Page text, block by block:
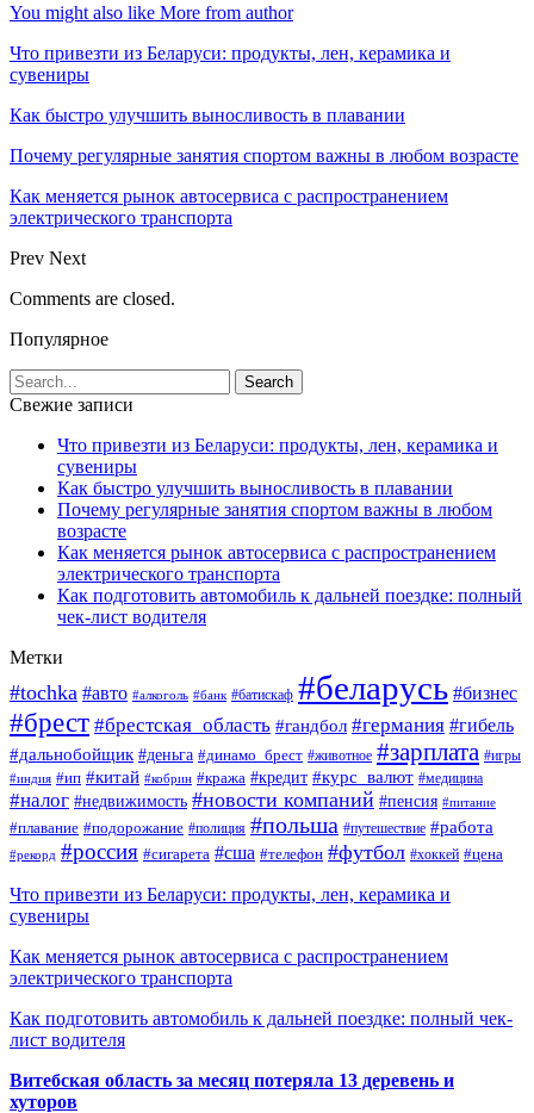
You might also like More from author
Что привезти из Беларуси: продукты, лен, керамика и
сувениры
Как быстро улучшить выносливость в плавании
Почему регулярные занятия спортом важны в любом возрасте
Как меняется рынок автосервиса с распространением
электрического транспорта
Prev Next
Comments are closed.
Популярное
Свежие записи
Что привезти из Беларуси: продукты, лен, керамика и
сувениры
Как быстро улучшить выносливость в плавании
Почему регулярные занятия спортом важны в любом
возрасте
Как меняется рынок автосервиса с распространением
электрического транспорта
Как подготовить автомобиль к дальней поездке: полный
чек-лист водителя
Метки
#tochka #авто #алкоголь #банк #батискаф #беларусь #бизнес
#брест #брестская_область #гандбол #германия #гибель
#дальнобойщик #деньга #динамо_брест #животное #зарплата #игры
#индия #ип #китай #кобрин #кража #кредит #курс_валют #медицина
#налог #недвижимость #новости компаний #пенсия #питание
#плавание #подорожание #полиция #польша #путешествие #работа
#рекорд #россия #сигарета #сша #телефон #футбол #хоккей #цена
Что привезти из Беларуси: продукты, лен, керамика и
сувениры
Как меняется рынок автосервиса с распространением
электрического транспорта
Как подготовить автомобиль к дальней поездке: полный чек-
лист водителя
Витебская область за месяц потеряла 13 деревень и
хуторов